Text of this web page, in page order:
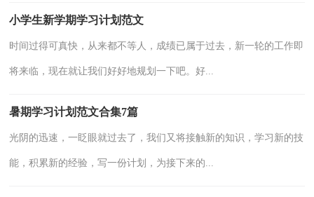
小学生新学期学习计划范文
时间过得可真快，从来都不等人，成绩已属于过去，新一轮的工作即
将来临，现在就让我们好好地规划一下吧。好...
暑期学习计划范文合集7篇
光阴的迅速，一眨眼就过去了，我们又将接触新的知识，学习新的技
能，积累新的经验，写一份计划，为接下来的...